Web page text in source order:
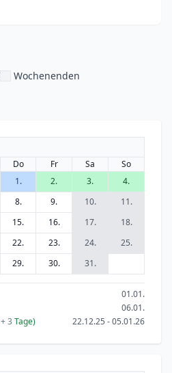
Wochenenden
Do Fr Sa
So
1.
2. 3.
4.
8. 9. 10.
11.
15. 16. 17.
18.
22. 23. 24.
25.
29. 30. 31.
01.01.
06.01.
+ 3 Tage) 22.12.25 - 05.01.26